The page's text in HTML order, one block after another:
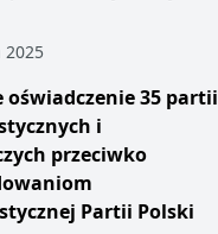
oświadczenie 35 partii
i
przeciwko
Partii Polski